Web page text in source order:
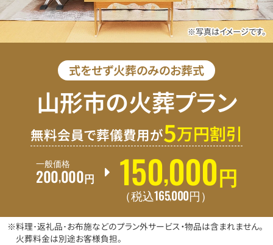
※写真はイメージです。
式をせず火葬のみのお葬式
山形市の火葬プラン
無料会員で葬儀費用が5万円割引
一般価格
200,000円 150,000 円
（税込165,000円 ）
※料理･返礼品･お布施などのプラン外サービス・物品は含まれません。
火葬料金は別途お客様負担。